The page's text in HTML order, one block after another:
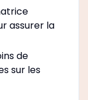
assurer la
de
sur les